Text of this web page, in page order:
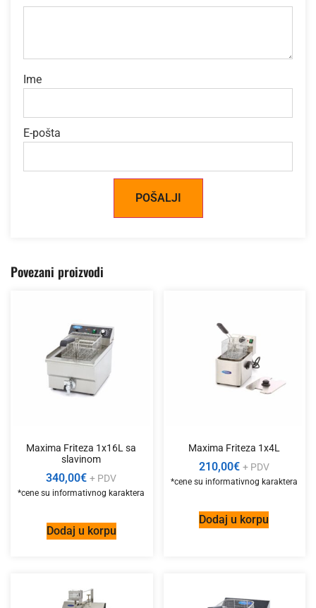
Ime
E-pošta
Povezani proizvodi
Maxima Friteza 1x16L sa
slavinom
340,00€ + PDV
Dodaj u korpu
Maxima Friteza 1x4L
210,00€ + PDV
Dodaj u korpu